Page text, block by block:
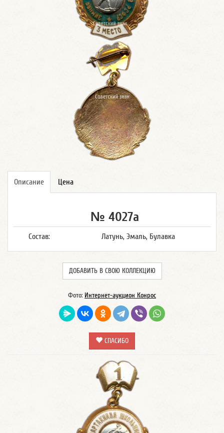
Описание Цена
№ 4027а
Состав: Латунь, Эмаль, Булавка
ДОБАВИТЬ В СВОЮ КОЛЛЕКЦИЮ
Фото: Интернет-аукцион Конрос
СПАСИБО